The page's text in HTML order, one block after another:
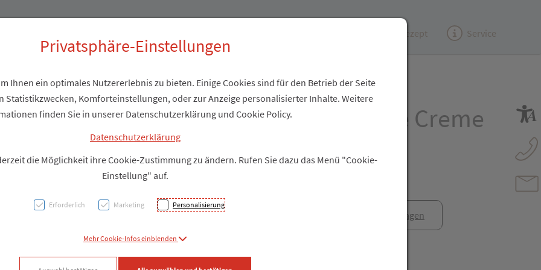
(e)Rezept Service
Attends/care Pflege Creme
Rezept anfragen
Privatsphäre-Einstellungen
Ihnen ein optimales Nutzererlebnis zu bieten. Einige Cookies sind für den Betrieb der Seite
Statistikzwecken, Komforteinstellungen, oder zur Anzeige personalisierter Inhalte. Weitere
finden Sie in unserer Datenschutzerklärung und Cookie Policy.
Datenschutzerklärung
die Möglichkeit ihre Cookie-Zustimmung zu ändern. Rufen Sie dazu das Menü "Cookie-
Einstellung" auf.
Erforderlich Marketing Personalisierung
Mehr Cookie-Infos einblenden